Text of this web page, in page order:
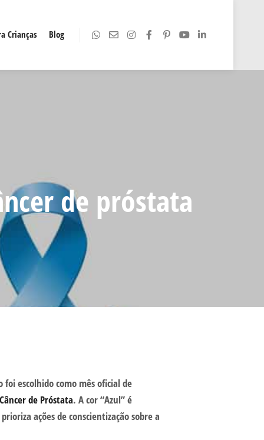
Crianças Blog
de próstata
escolhido como mês oficial de
Câncer de Próstata. A cor “Azul” é
ações de conscientização sobre a